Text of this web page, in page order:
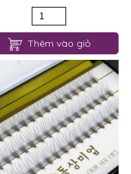
Thêm vào giỏ